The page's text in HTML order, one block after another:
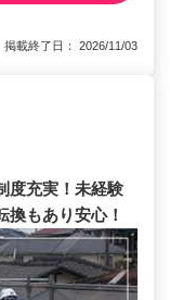
載終了日： 2026/11/03
度充実！未経験
もあり安心！